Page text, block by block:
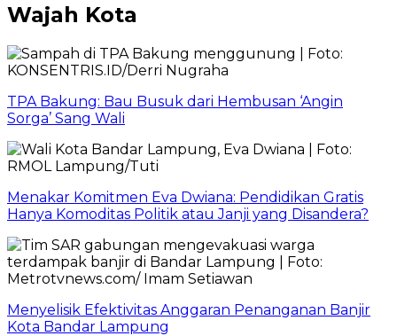
Wajah Kota
TPA Bakung: Bau Busuk dari Hembusan ‘Angin
Sorga’ Sang Wali
Menakar Komitmen Eva Dwiana: Pendidikan Gratis
Hanya Komoditas Politik atau Janji yang Disandera?
Menyelisik Efektivitas Anggaran Penanganan Banjir
Kota Bandar Lampung